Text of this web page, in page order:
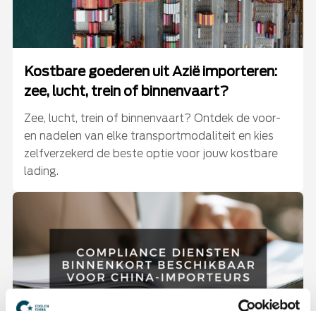
Kostbare goederen uit Azië importeren:
zee, lucht, trein of binnenvaart?
Zee, lucht, trein of binnenvaart? Ontdek de voor-
en nadelen van elke transportmodaliteit en kies
zelfverzekerd de beste optie voor jouw kostbare
lading.